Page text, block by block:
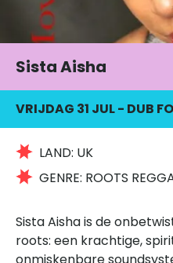
Sista Aisha
VRIJDAG 31 JUL- DUB
LAND: UK
GENRE: ROOTS
Sista Aisha is de
roots: een krachtige,